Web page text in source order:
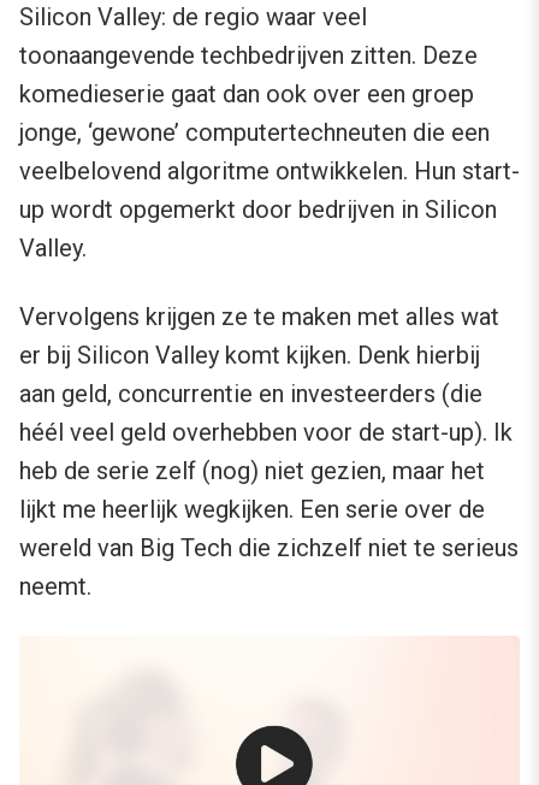
Silicon Valley: de regio waar veel
toonaangevende techbedrijven zitten. Deze
komedieserie gaat dan ook over een groep
jonge, ‘gewone’ computertechneuten die een
veelbelovend algoritme ontwikkelen. Hun start-
up wordt opgemerkt door bedrijven in Silicon
Valley.
Vervolgens krijgen ze te maken met alles wat
er bij Silicon Valley komt kijken. Denk hierbij
aan geld, concurrentie en investeerders (die
héél veel geld overhebben voor de start-up). Ik
heb de serie zelf (nog) niet gezien, maar het
lijkt me heerlijk wegkijken. Een serie over de
wereld van Big Tech die zichzelf niet te serieus
neemt.